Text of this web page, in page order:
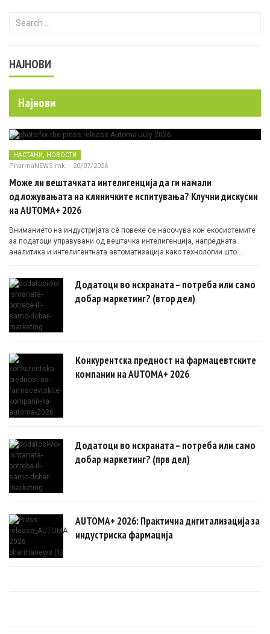
Search for:
НАЈНОВИ
Најнови
НАСТАНИ, НОВОСТИ
PharmaNEWS.mk - 20/07/2026
Може ли вештачката интелигенција да ги намали
одложувањата на клиничките испитувања? Клучни дискусии
на AUTOMA+ 2026
Вниманието на индустријата сè повеќе се насочува кон екосистемите
за податоци управувани од вештачка интелигенција, напредната
аналитика и интелигентната автоматизација како технологии што
Додатоци во исхраната – потреба или само
добар маркетинг? (втор дел)
Конкурентска предност на фармацевтските
компании на AUTOMA+ 2026
Додатоци во исхраната – потреба или само
добар маркетинг? (прв дел)
AUTOMA+ 2026: Практична дигитализација за
индустриска фармација